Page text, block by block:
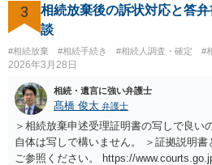
3
相続放棄後の訴状対応と答
談
#相続放棄 #相続手続き #相続人調査・確定 #
2026年3月28日
相続・遺言に強い弁護士
髙橋 俊太 弁護士
＞相続放棄申述受理証明書の写しで良い
自体は写しで構いません。 ＞証拠説明
ご参照ください。 https://